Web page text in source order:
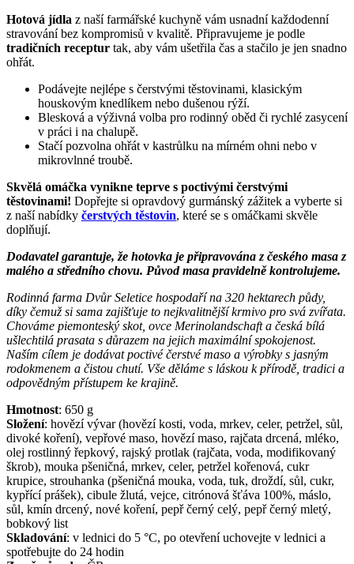
Hotová jídla z naší farmářské kuchyně vám usnadní každodenní
stravování bez kompromisů v kvalitě. Připravujeme je podle
tradičních receptur tak, aby vám ušetřila čas a stačilo je jen snadno
ohřát.
Podávejte nejlépe s čerstvými těstovinami, klasickým
houskovým knedlíkem nebo dušenou rýží.
Blesková a výživná volba pro rodinný oběd či rychlé zasycení
v práci i na chalupě.
Stačí pozvolna ohřát v kastrůlku na mírném ohni nebo v
mikrovlnné troubě.
Skvělá omáčka vynikne teprve s poctivými čerstvými
těstovinami! Dopřejte si opravdový gurmánský zážitek a vyberte si
z naší nabídky čerstvých těstovin, které se s omáčkami skvěle
doplňují.
Dodavatel garantuje, že hotovka je připravována z českého masa z
malého a středního chovu. Původ masa pravidelně kontrolujeme.
Rodinná farma Dvůr Seletice hospodaří na 320 hektarech půdy,
díky čemuž si sama zajišťuje to nejkvalitnější krmivo pro svá zvířata.
Chováme piemonteský skot, ovce Merinolandschaft a česká bílá
ušlechtilá prasata s důrazem na jejich maximální spokojenost.
Naším cílem je dodávat poctivé čerstvé maso a výrobky s jasným
rodokmenem a čistou chutí. Vše děláme s láskou k přírodě, tradici a
odpovědným přístupem ke krajině.
Hmotnost: 650 g
Složení: hovězí vývar (hovězí kosti, voda, mrkev, celer, petržel, sůl,
divoké koření), vepřové maso, hovězí maso, rajčata drcená, mléko,
olej rostlinný řepkový, rajský protlak (rajčata, voda, modifikovaný
škrob), mouka pšeničná, mrkev, celer, petržel kořenová, cukr
krupice, strouhanka (pšeničná mouka, voda, tuk, droždí, sůl, cukr,
kypřící prášek), cibule žlutá, vejce, citrónová šťáva 100%, máslo,
sůl, kmín drcený, nové koření, pepř černý celý, pepř černý mletý,
bobkový list
Skladování: v lednici do 5 °C, po otevření uchovejte v lednici a
spotřebujte do 24 hodin